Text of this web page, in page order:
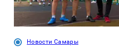
Новости Самары